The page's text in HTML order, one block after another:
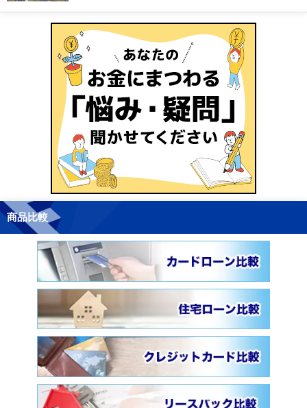
商品比較